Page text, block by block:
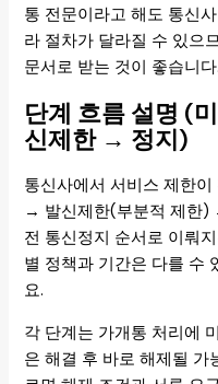
통 전문이라고 해도 통신
라 절차가 달라질 수 있으
문서로 받는 것이 좋습니다.
단계 흐름 설명 (
신제한 → 정지)
통신사에서 서비스 제한
→ 발신제한(부분적 제한)
전 통신정지 순서로 이뤄
별 정책과 기간은 다를 수
요.
각 단계는 가개통 처리에
은 해결 후 바로 해제될 가